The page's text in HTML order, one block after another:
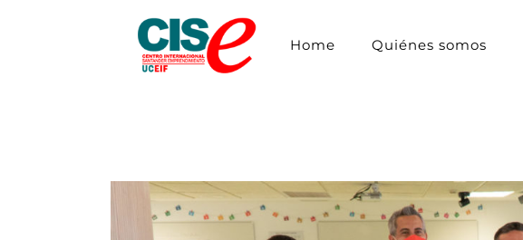
Home Quiénes somos